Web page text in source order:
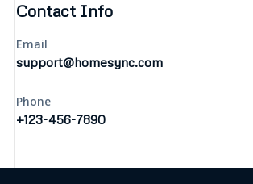
Contact Info
Email
support@homesync.com
Phone
+123-456-7890